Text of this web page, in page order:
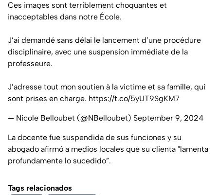
Ces images sont terriblement choquantes et
inacceptables dans notre École.
J’ai demandé sans délai le lancement d’une procédure
disciplinaire, avec une suspension immédiate de la
professeure.
J’adresse tout mon soutien à la victime et sa famille, qui
sont prises en charge. https://t.co/5yUT9SgKM7
— Nicole Belloubet (@NBelloubet) September 9, 2024
La docente fue suspendida de sus funciones y su
abogado afirmó a medios locales que su clienta "lamenta
profundamente lo sucedido”.
Tags relacionados